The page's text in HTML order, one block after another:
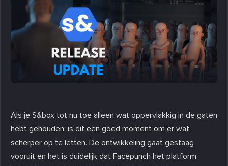
Als je S&box tot nu toe alleen wat oppervlakkig in de gaten
hebt gehouden, is dit een goed moment om er wat
scherper op te letten. De ontwikkeling gaat gestaag
vooruit en het is duidelijk dat Facepunch het platform